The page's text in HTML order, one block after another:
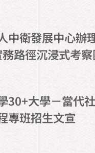
中衛發展中心辦
路徑沉浸式考察
30+大學－當代
專班招生文宣